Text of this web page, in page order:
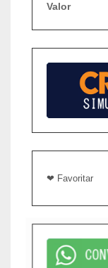
Valor
❤ Favoritar